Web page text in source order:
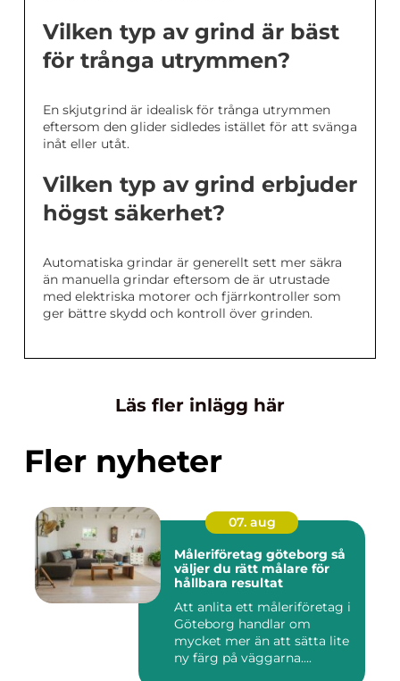
Vilken typ av grind är bäst
för trånga utrymmen?
En skjutgrind är idealisk för trånga utrymmen
eftersom den glider sidledes istället för att svänga
inåt eller utåt.
Vilken typ av grind erbjuder
högst säkerhet?
Automatiska grindar är generellt sett mer säkra
än manuella grindar eftersom de är utrustade
med elektriska motorer och fjärrkontroller som
ger bättre skydd och kontroll över grinden.
Läs fler inlägg här
Fler nyheter
07. aug
Måleriföretag göteborg så
väljer du rätt målare för
hållbara resultat
Att anlita ett måleriföretag i
Göteborg handlar om
mycket mer än att sätta lite
ny färg på väggarna....